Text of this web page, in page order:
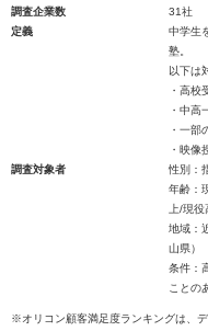
調査企業数
31社
定義
中学生
塾。
以下は
・高校
・中高
・一部
・映像
調査対象者
性別：
年齢：
上/現
地域：
山県）
条件：
ことの
※オリコン顧客満足度ランキングは、